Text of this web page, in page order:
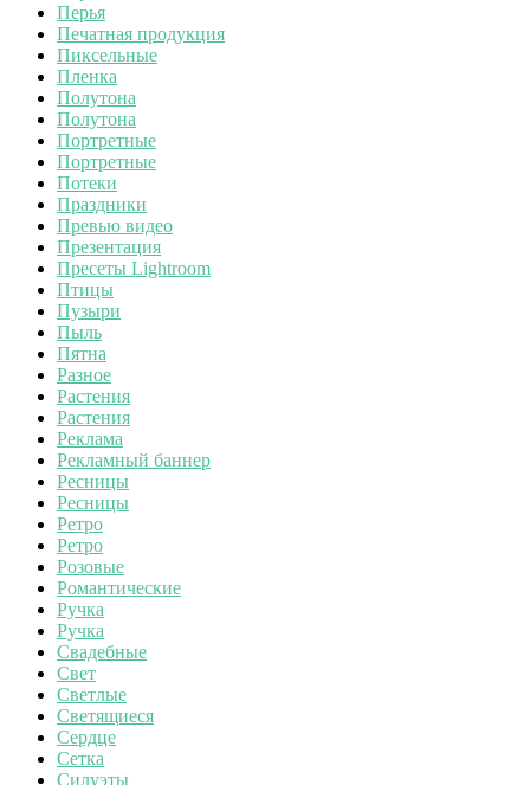
Перья
Печатная продукция
Пиксельные
Пленка
Полутона
Полутона
Портретные
Портретные
Потеки
Праздники
Превью видео
Презентация
Пресеты Lightroom
Птицы
Пузыри
Пыль
Пятна
Разное
Растения
Растения
Реклама
Рекламный баннер
Ресницы
Ресницы
Ретро
Ретро
Розовые
Романтические
Ручка
Ручка
Свадебные
Свет
Светлые
Светящиеся
Сердце
Сетка
Силуэты